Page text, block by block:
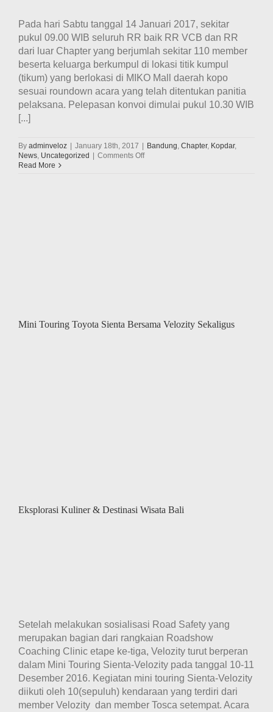
Pada hari Sabtu tanggal 14 Januari 2017, sekitar
pukul 09.00 WIB seluruh RR baik RR VCB dan RR
dari luar Chapter yang berjumlah sekitar 110 member
beserta keluarga berkumpul di lokasi titik kumpul
(tikum) yang berlokasi di MIKO Mall daerah kopo
sesuai roundown acara yang telah ditentukan panitia
pelaksana. Pelepasan konvoi dimulai pukul 10.30 WIB
[...]
By adminveloz | January 18th, 2017 | Bandung Chapter, Kopdar,
News Uncategorized | Comments Offon
Read More
Mini Touring Toyota Sienta Bersama Velozity Sekaligus
Eksplorasi Kuliner & Destinasi Wisata Bali
Setelah melakukan sosialisasi Road Safety yang
merupakan bagian dari rangkaian Roadshow
Coaching Clinic etape ke-tiga, Velozity turut berperan
dalam Mini Touring Sienta-Velozity pada tanggal 10-11
Desember 2016. Kegiatan mini touring Sienta-Velozity
diikuti oleh 10(sepuluh) kendaraan yang terdiri dari
member Velozity dan member Tosca setempat. Acara